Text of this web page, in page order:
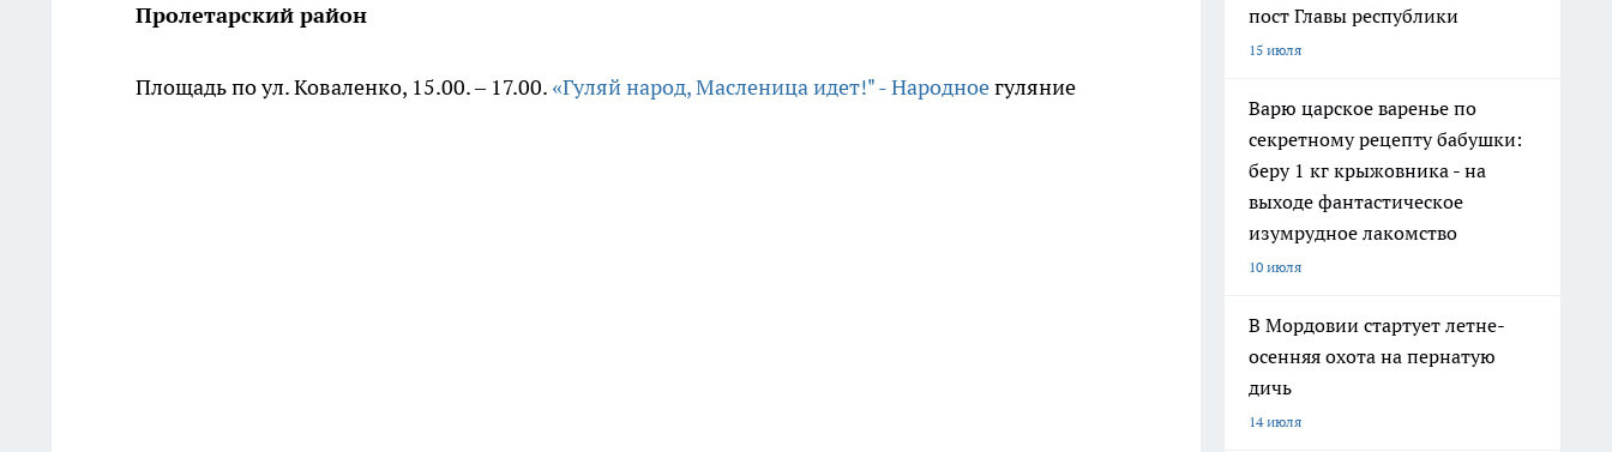
Пролетарский район
Площадь по ул. Коваленко, 15.00. – 17.00. «Гуляй народ, Масленица идет!" - Народноегуляние
пост Главы республики
15 июля
Варю царское варенье по
секретному рецепту бабушки:
беру 1 кг крыжовника - на
выходе фантастическое
изумрудное лакомство
10 июля
В Мордовии стартует летне-
осенняя охота на пернатую
дичь
14 июля